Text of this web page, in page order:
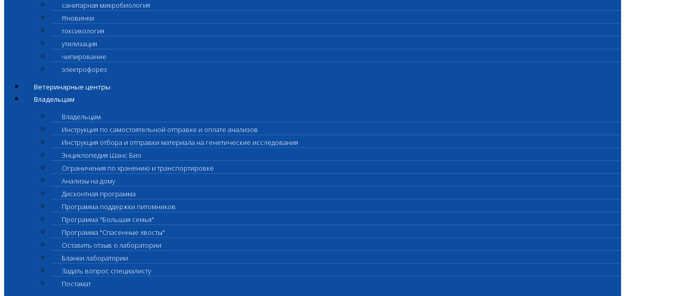
санитарная микробиология
!!!новинки
токсикология
утилизация
чипирование
электрофорез
Ветеринарные центры
Владельцам
Владельцам
Инструкция по самостоятельной отправке и оплате анализов
Инструкция отбора и отправки материала на генетические исследования
Энциклопедия Шанс Био
Ограничения по хранению и транспортировке
Анализы на дому
Дисконтная программа
Программа поддержки питомников
Программа "Большая семья"
Программа "Спасенные хвосты"
Оставить отзыв о лаборатории
Бланки лаборатории
Задать вопрос специалисту
Постамат